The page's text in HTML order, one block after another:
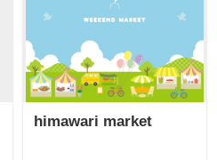
himawari market